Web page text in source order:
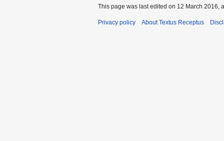
This page was last edited on 12 March 2016,
Privacy policy About Textus Receptus